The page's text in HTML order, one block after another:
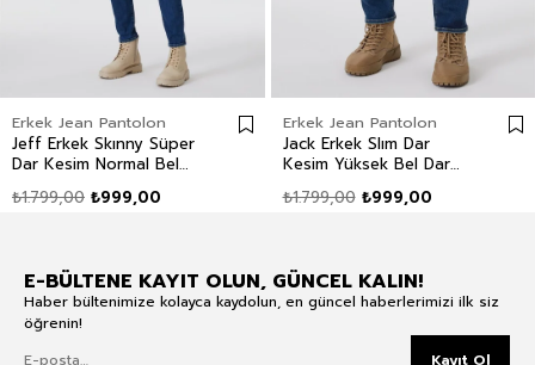
Erkek Jean Pantolon
Jeff Erkek Skınny Süper
Dar Kesim Normal Bel
Mavi
₺999,00
₺1.799,00
Erkek Jean Pantolon
Jack Erkek Slım Dar
Kesim Yüksek Bel Dar
₺999,00
₺1.799,00
E-BÜLTENE KAYIT OLUN, GÜNCEL KALIN!
Haber bültenimize kolayca kaydolun, en güncel haberlerimizi ilk siz
öğrenin!
Kayıt Ol